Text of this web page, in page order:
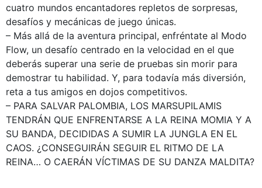
cuatro mundos encantadores repletos de sorpresas,
desafíos y mecánicas de juego únicas.
– Más allá de la aventura principal, enfréntate al Modo
Flow, un desafío centrado en la velocidad en el que
deberás superar una serie de pruebas sin morir para
demostrar tu habilidad. Y, para todavía más diversión,
reta a tus amigos en dojos competitivos.
– PARA SALVAR PALOMBIA, LOS MARSUPILAMIS
TENDRÁN QUE ENFRENTARSE A LA REINA MOMIA Y A
SU BANDA, DECIDIDAS A SUMIR LA JUNGLA EN EL
CAOS. ¿CONSEGUIRÁN SEGUIR EL RITMO DE LA
REINA… O CAERÁN VÍCTIMAS DE SU DANZA MALDITA?